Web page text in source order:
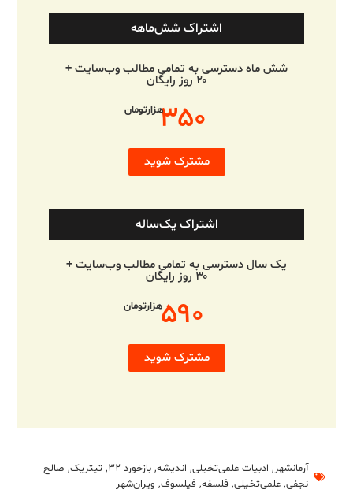
اشتراک شش‌ماهه
شش ماه دسترسی به تمامی مطالب وب‌سایت +
۲۰ روز رایگان
۳۵۰هزارتومان
مشترک شوید
اشتراک یک‌ساله
یک سال دسترسی به تمامی مطالب وب‌سایت +
۳۰ روز رایگان
۵۹۰هزارتومان
مشترک شوید
آرمانشهر, ادبیات علمی‌تخیلی, اندیشه, بازخورد ۳۲ , تیتریک, صالح
نجفی, علمی‌تخیلی, فلسفه, فیلسوف, ویران‌شهر